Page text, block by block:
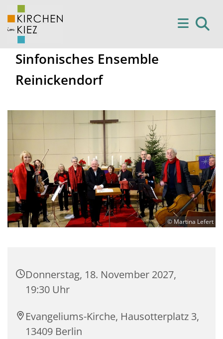
Sinfonisches Ensemble
Reinickendorf
© Martina Lefert
Donnerstag, 18. November 2027,
19:30 Uhr
Evangeliums-Kirche, Hausotterplatz 3,
13409 Berlin